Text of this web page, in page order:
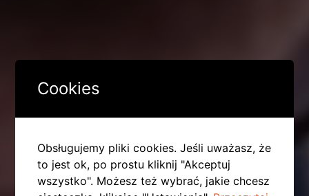
Cookies
Obsługujemy pliki cookies. Jeśli uważasz, że
to jest ok, po prostu kliknij "Akceptuj
wszystko". Możesz też wybrać, jakie chcesz